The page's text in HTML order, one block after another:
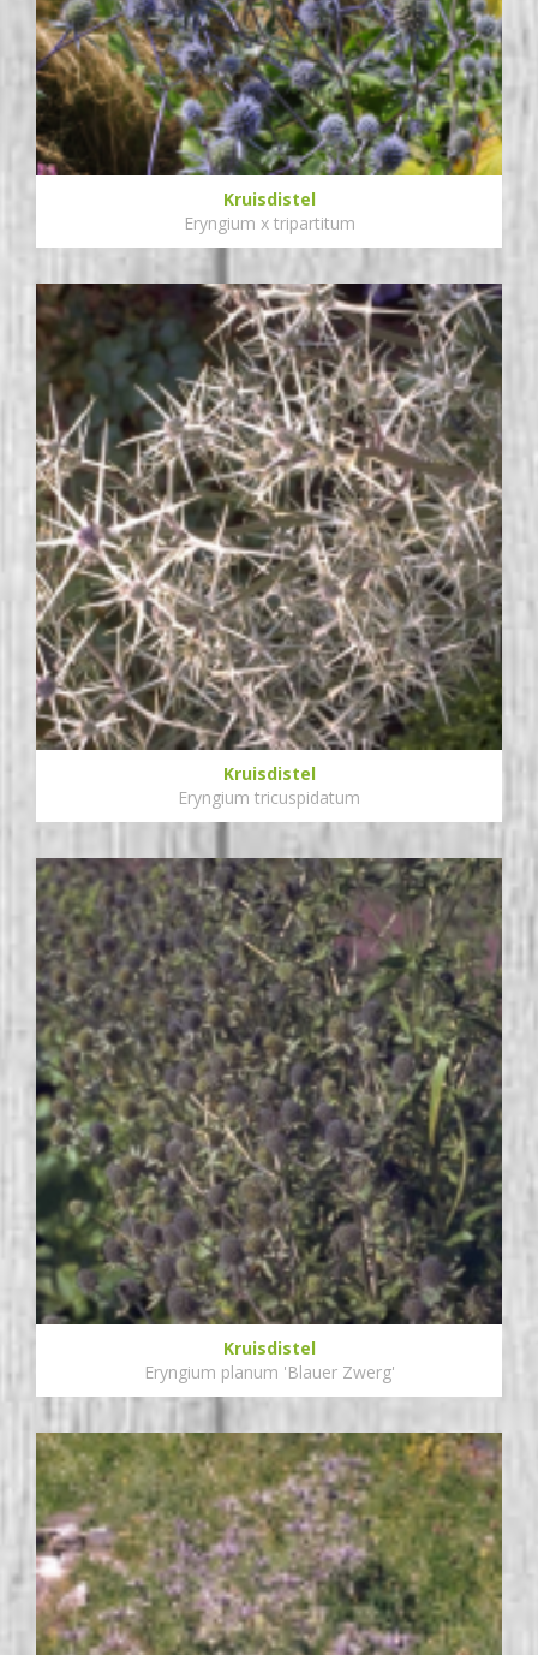
Kruisdistel
Eryngium x tripartitum
Kruisdistel
Eryngium tricuspidatum
Kruisdistel
Eryngium planum 'Blauer Zwerg'